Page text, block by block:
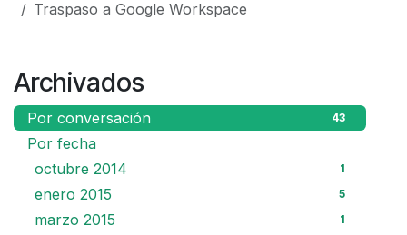
Traspaso a Google Workspace
Archivados
Por conversación 43
Por fecha
octubre 2014
1
enero 2015 5
marzo 2015 1